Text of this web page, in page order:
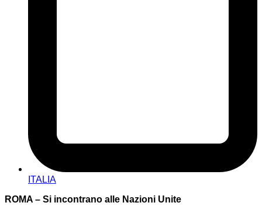
ITALIA
ROMA – Si incontrano alle Nazioni Unite